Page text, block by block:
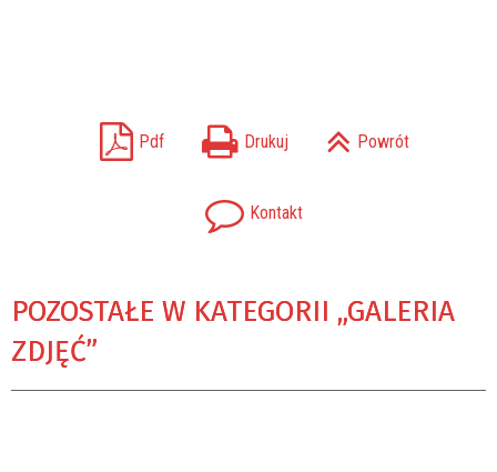
Pdf Drukuj Powrót
Kontakt
POZOSTAŁE W KATEGORII „GALERIA
ZDJĘĆ”